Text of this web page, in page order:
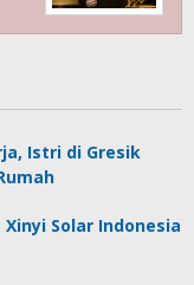
Istri di Gresik
Solar Indonesia